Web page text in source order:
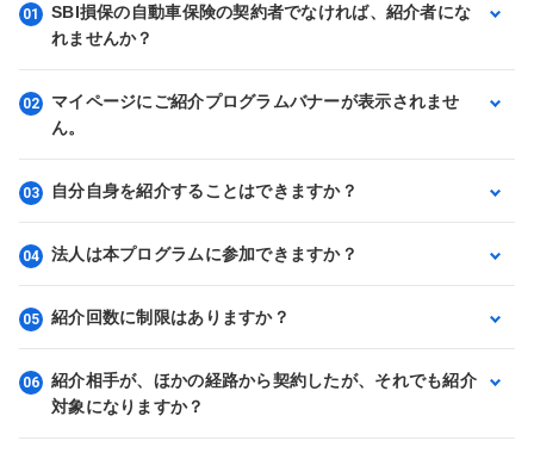
01
SBI損保の自動車保険の契約者でなければ、紹介者にな
れませんか？
02
マイページにご紹介プログラムバナーが表示されませ
ん。
03 自分自身を紹介することはできますか？
04 法人は本プログラムに参加できますか？
05 紹介回数に制限はありますか？
06
紹介相手が、ほかの経路から契約したが、それでも紹介
対象になりますか？